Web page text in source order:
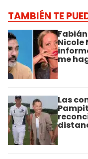
TAMBIÉN TE
Nicole
me
Las